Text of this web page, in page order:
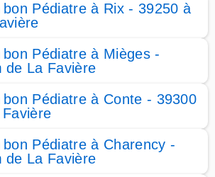
Pédiatre à Rix - 39250 à
Pédiatre à Mièges -
de La Favière
Pédiatre à Conte - 39300
Pédiatre à Charency -
de La Favière